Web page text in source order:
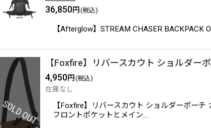
36,850円 (税込)
【Afterglow】STREAM CHASER
【Foxfire】リバースカウト ショルダー
4,950円 (税込)
在庫なし
【Foxfire】リバースカウト ショルダーポー
フロントポケットとメイン…